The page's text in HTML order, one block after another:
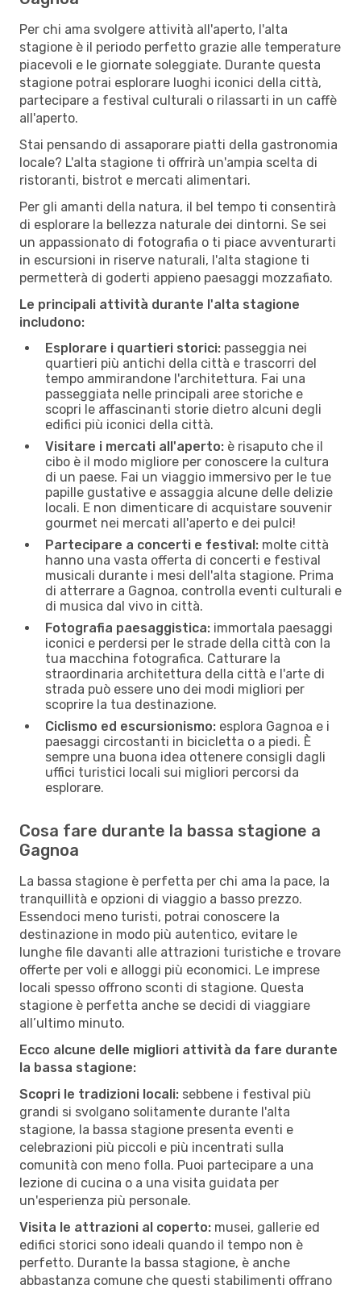
Per chi ama svolgere attività all'aperto, l'alta
stagione è il periodo perfetto grazie alle temperature
piacevoli e le giornate soleggiate. Durante questa
stagione potrai esplorare luoghi iconici della città,
partecipare a festival culturali o rilassarti in un caffè
all'aperto.
Stai pensando di assaporare piatti della gastronomia
locale? L'alta stagione ti offrirà un'ampia scelta di
ristoranti, bistrot e mercati alimentari.
Per gli amanti della natura, il bel tempo ti consentirà
di esplorare la bellezza naturale dei dintorni. Se sei
un appassionato di fotografia o ti piace avventurarti
in escursioni in riserve naturali, l'alta stagione ti
permetterà di goderti appieno paesaggi mozzafiato.
Le principali attività durante l'alta stagione
includono:
Esplorare i quartieri storici: passeggia nei
quartieri più antichi della città e trascorri del
tempo ammirandone l'architettura. Fai una
passeggiata nelle principali aree storiche e
scopri le affascinanti storie dietro alcuni degli
edifici più iconici della città.
Visitare i mercati all'aperto: è risaputo che il
cibo è il modo migliore per conoscere la cultura
di un paese. Fai un viaggio immersivo per le tue
papille gustative e assaggia alcune delle delizie
locali. E non dimenticare di acquistare souvenir
gourmet nei mercati all'aperto e dei pulci!
Partecipare a concerti e festival: molte città
hanno una vasta offerta di concerti e festival
musicali durante i mesi dell'alta stagione. Prima
di atterrare a Gagnoa, controlla eventi culturali e
di musica dal vivo in città.
Fotografia paesaggistica: immortala paesaggi
iconici e perdersi per le strade della città con la
tua macchina fotografica. Catturare la
straordinaria architettura della città e l'arte di
strada può essere uno dei modi migliori per
scoprire la tua destinazione.
Ciclismo ed escursionismo: esplora Gagnoa e i
paesaggi circostanti in bicicletta o a piedi. È
sempre una buona idea ottenere consigli dagli
uffici turistici locali sui migliori percorsi da
esplorare.
Cosa fare durante la bassa stagione a
Gagnoa
La bassa stagione è perfetta per chi ama la pace, la
tranquillità e opzioni di viaggio a basso prezzo.
Essendoci meno turisti, potrai conoscere la
destinazione in modo più autentico, evitare le
lunghe file davanti alle attrazioni turistiche e trovare
offerte per voli e alloggi più economici. Le imprese
locali spesso offrono sconti di stagione. Questa
stagione è perfetta anche se decidi di viaggiare
all’ultimo minuto.
Ecco alcune delle migliori attività da fare durante
la bassa stagione:
Scopri le tradizioni locali: sebbene i festival più
grandi si svolgano solitamente durante l'alta
stagione, la bassa stagione presenta eventi e
celebrazioni più piccoli e più incentrati sulla
comunità con meno folla. Puoi partecipare a una
lezione di cucina o a una visita guidata per
un'esperienza più personale.
Visita le attrazioni al coperto: musei, gallerie ed
edifici storici sono ideali quando il tempo non è
perfetto. Durante la bassa stagione, è anche
abbastanza comune che questi stabilimenti offrano